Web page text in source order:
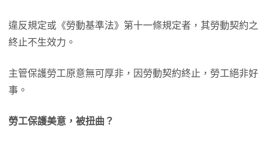
違反規定或《勞動基準法》第十一條規定者，其勞動契約之
終止不生效力。
主管保護勞工原意無可厚非，因勞動契約終止，勞工絕非好
事。
勞工保護美意，被扭曲？